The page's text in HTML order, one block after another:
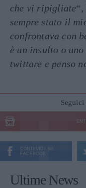
che vi ripigliate
sempre stato il
confrontava con
è un insulto o uno
twittare e penso
Seguici
CONDIVIDI SU
FACEBOOK
Ultime News